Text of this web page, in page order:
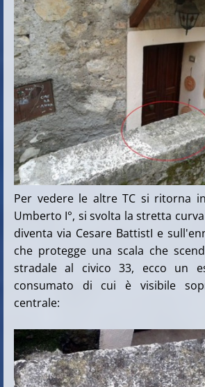
Per vedere le altre TC si ritorna
Umberto I°, si svolta la stretta
diventa via Cesare BattistI e
che protegge una scala che
stradale al civico 33, ecco un
consumato di cui è visibile
centrale: